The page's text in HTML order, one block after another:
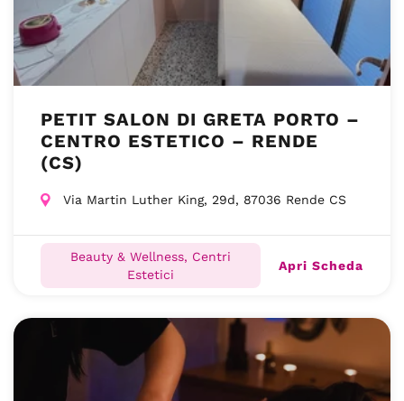
PETIT SALON DI GRETA PORTO –
CENTRO ESTETICO – RENDE
(CS)
Via Martin Luther King, 29d, 87036 Rende CS
Beauty & Wellness, Centri
Estetici
Apri Scheda